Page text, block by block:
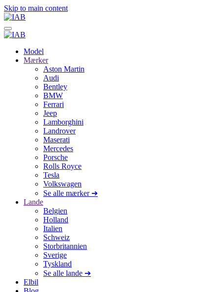
Skip to main content
Model
Mærker
Aston Martin
Audi
Bentley
BMW
Ferrari
Jeep
Lamborghini
Landrover
Maserati
Mercedes
Porsche
Rolls Royce
Tesla
Volkswagen
Se alle mærker ➔
Lande
Belgien
Holland
Italien
Schweiz
Storbritannien
Sverige
Tyskland
Se alle lande ➔
Elbil